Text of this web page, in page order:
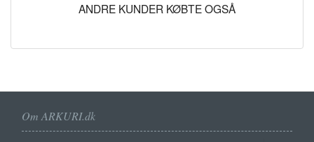
ANDRE KUNDER KØBTE OGSÅ
Om ARKURI.dk